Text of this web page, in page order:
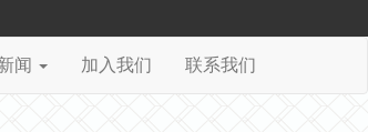
闻 加入我们 联系我们